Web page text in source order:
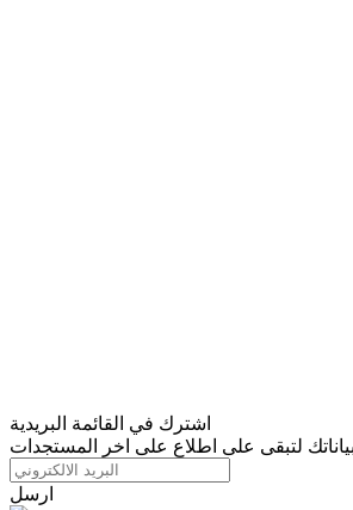
اشترك في القائمة البريدية
لتبقى على اطلاع على اخر المستجدات
ارسل